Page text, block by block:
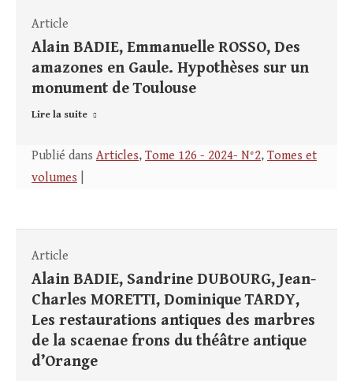
Article
Alain BADIE, Emmanuelle ROSSO, Des
amazones en Gaule. Hypothèses sur un
monument de Toulouse
Lire la suite
Publié dans Articles, Tome 126 - 2024- N°2, Tomes et
volumes
Article
Alain BADIE, Sandrine DUBOURG, Jean-
Charles MORETTI, Dominique TARDY,
Les restaurations antiques des marbres
de la scaenae frons du théâtre antique
d’Orange